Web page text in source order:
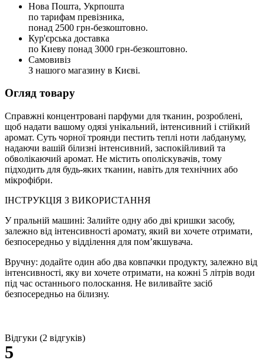
Нова Пошта, Укрпошта
по тарифам превізника,
понад 2500 грн-безкоштовно.
Кур'єрська доставка
по Киеву понад 3000 грн-безкоштовно.
Самовивіз
З нашого магазину в Києві.
Огляд товару
Справжні концентровані парфуми для тканин, розроблені,
щоб надати вашому одязі унікальний, інтенсивний і стійкий
аромат. Суть чорної троянди пестить теплі ноти лабдануму,
надаючи вашій білизні інтенсивний, заспокійливий та
обволікаючий аромат. Не містить ополіскувачів, тому
підходить для будь-яких тканин, навіть для технічних або
мікрофібри.
ІНСТРУКЦІЯ З ВИКОРИСТАННЯ
У пральній машині: Залийте одну або дві кришки засобу,
залежно від інтенсивності аромату, який ви хочете отримати,
безпосередньо у відділення для пом’якшувача.
Вручну: додайте один або два ковпачки продукту, залежно від
інтенсивності, яку ви хочете отримати, на кожні 5 літрів води
під час останнього полоскання. Не виливайте засіб
безпосередньо на білизну.
Відгуки (2 відгуків)
5